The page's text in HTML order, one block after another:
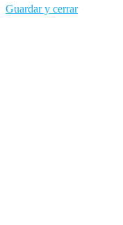
Guardar y cerrar